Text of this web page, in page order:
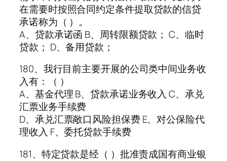
在需要时按照合同约定条件提取贷款的信贷
承诺称为（ ）。
A、贷款承诺函 B、周转限额贷款； C、临时
贷款； D、备用贷款；
180、我行目前主要开展的公司类中间业务收
入有：（ ）
A、基金代理 B、贷款承诺业务收入 C、承兑
汇票业务手续费
D、承兑汇票敞口风险担保费 E、对公保险代
理收入 F、委托贷款手续费
181、特定贷款是经（ ）批准责成国有商业银